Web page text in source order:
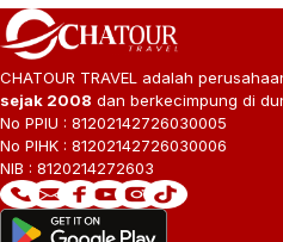
CHATOUR TRAVEL adalah
sejak 2008 dan berkecimpung di
No PPIU : 81202142726030005
No PIHK : 81202142726030006
NIB : 8120214272603